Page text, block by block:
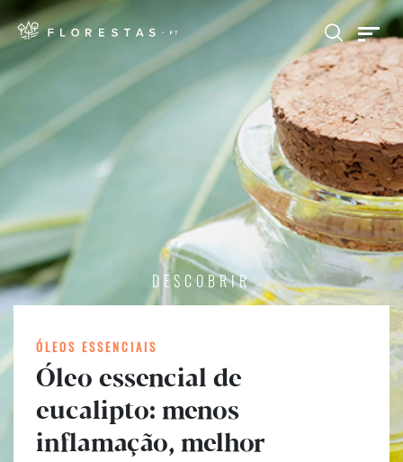
DESCOBRIR
ÓLEOS ESSENCIAIS
Óleo essencial de
eucalipto: menos
inflamação, melhor